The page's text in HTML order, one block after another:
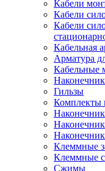
Кабели
Кабели
Кабели
Кабельная
Арматура
Кабельные
Гильзы
Комплекты
Клеммные
Клеммные
Сжимы